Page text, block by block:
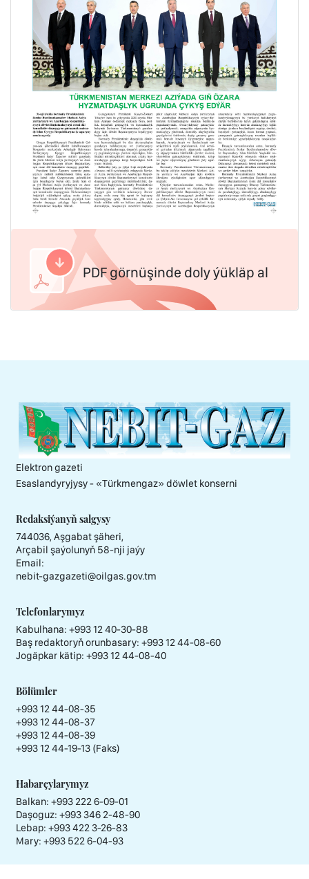
PDF görnüşinde doly ýükläp al
Elektron gazeti
Esaslandyryjysy - «Тürkmengaz» döwlet konserni
Redaksiýanyň salgysy
744036, Aşgabat şäheri,
Arçabil şaýolunyň 58-nji jaýy
Email:
nebit-gazgazeti@oilgas.gov.tm
Telefonlarymyz
Kabulhana: +993 12 40-30-88
Baş redaktoryň orunbasary: +993 12 44-08-60
Jogäpkar kätip: +993 12 44-08-40
Bölümler
+993 12 44-08-35
+993 12 44-08-37
+993 12 44-08-39
+993 12 44-19-13 (Faks)
Habarçylarymyz
Balkan: +993 222 6-09-01
Daşoguz: +993 346 2-48-90
Lebap: +993 422 3-26-83
Mary: +993 522 6-04-93